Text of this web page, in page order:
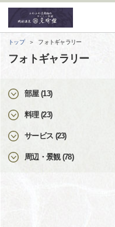
トップ フォトギャラリー
フォトギャラリー
部屋 (13)
料理 (23)
サービス (23)
周辺・景観 (78)